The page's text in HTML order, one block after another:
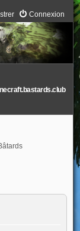
Connexion